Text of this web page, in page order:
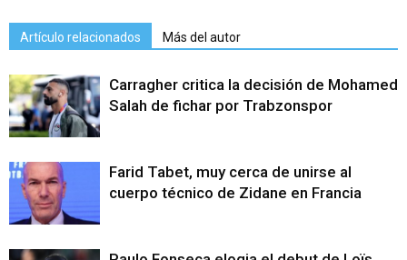
Artículo relacionados Más del autor
Carragher critica la decisión de Mohamed
Salah de fichar por Trabzonspor
Farid Tabet, muy cerca de unirse al
cuerpo técnico de Zidane en Francia